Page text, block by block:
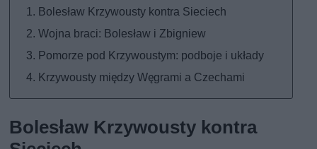
Bolesław Krzywousty kontra Sieciech
Wojna braci: Bolesław i Zbigniew
Pomorze pod Krzywoustym: podboje i układy
Krzywousty między Węgrami a Czechami
Bolesław Krzywousty kontra